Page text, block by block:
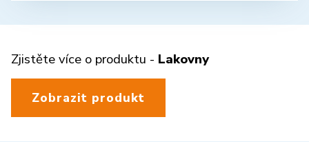
Zjistěte více o produktu - Lakovny
Zobrazit produkt